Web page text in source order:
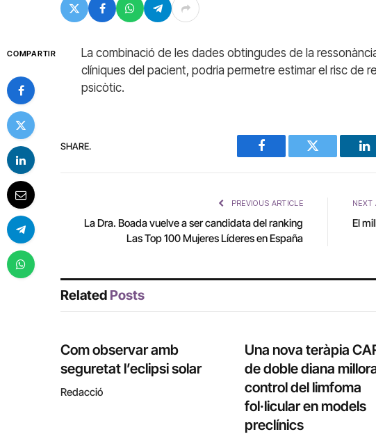
COMPARTIR
La combinació de les dades obtingudes de la
clíniques del pacient, podria permetre estimar el risc de
psicòtic.
SHARE.
Facebook Twitter
PREVIOUS ARTICLE
La Dra. Boada vuelve a ser candidata del ranking
Las Top 100 Mujeres Líderes en España
NEXT
El
Related Posts
Com observar amb
seguretat l’eclipsi solar
Redacció
Una nova teràpia
de doble diana
control del limfoma
fol·licular en models
preclínics